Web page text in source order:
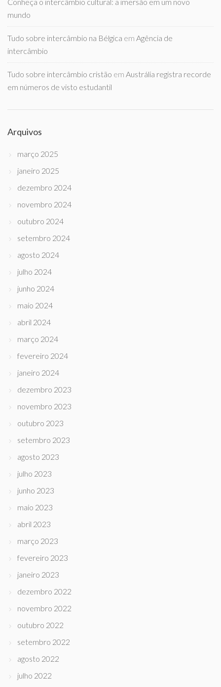
mundo
Tudo sobre intercâmbio na Bélgica em Agência de
intercâmbio
Tudo sobre intercâmbio cristão em Austrália registra recorde
em números de visto estudantil
Arquivos
março 2025
janeiro 2025
dezembro 2024
novembro 2024
outubro 2024
setembro 2024
agosto 2024
julho 2024
junho 2024
maio 2024
abril 2024
março 2024
fevereiro 2024
janeiro 2024
dezembro 2023
novembro 2023
outubro 2023
setembro 2023
agosto 2023
julho 2023
junho 2023
maio 2023
abril 2023
março 2023
fevereiro 2023
janeiro 2023
dezembro 2022
novembro 2022
outubro 2022
setembro 2022
agosto 2022
julho 2022